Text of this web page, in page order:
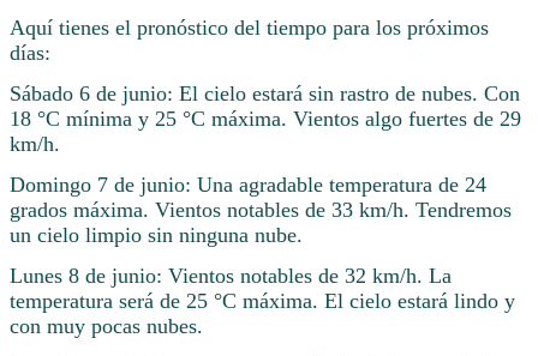
Aquí tienes el pronóstico del tiempo para los próximos
días:
Sábado 6 de junio: El cielo estará sin rastro de nubes. Con
18 °C mínima y 25 °C máxima. Vientos algo fuertes de 29
km/h.
Domingo 7 de junio: Una agradable temperatura de 24
grados máxima. Vientos notables de 33 km/h. Tendremos
un cielo limpio sin ninguna nube.
Lunes 8 de junio: Vientos notables de 32 km/h. La
temperatura será de 25 °C máxima. El cielo estará lindo y
con muy pocas nubes.